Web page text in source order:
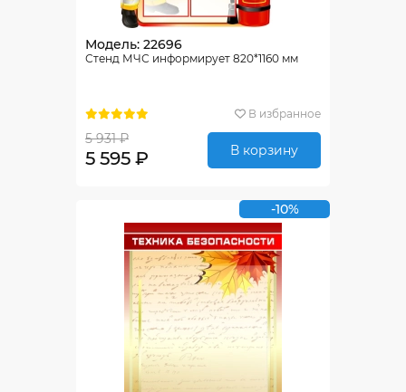
Модель: 22696
Стенд МЧС информирует 820*1160 мм
В избранное
5 931 ₽
5 595 ₽ В корзину
-10%